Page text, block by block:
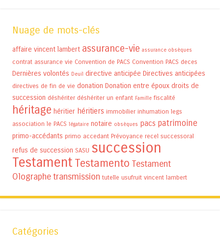
Nuage de mots-clés
affaire vincent lambert assurance-vie assurance obsèques
contrat assurance vie Convention de PACS Convention PACS deces
Dernières volontés Deuil directive anticipée Directives anticipées
directives de fin de vie donation Donation entre époux droits de
succession déshériter déshériter un enfant Famille fiscalité
héritage héritier héritiers immobilier inhumation legs
association le PACS légataire notaire obsèques pacs patrimoine
primo-accédants primo accedant Prévoyance recel successoral
refus de succession SASU succession
Testament Testamento Testament
Olographetransmission tutelle usufruit vincent lambert
Catégories